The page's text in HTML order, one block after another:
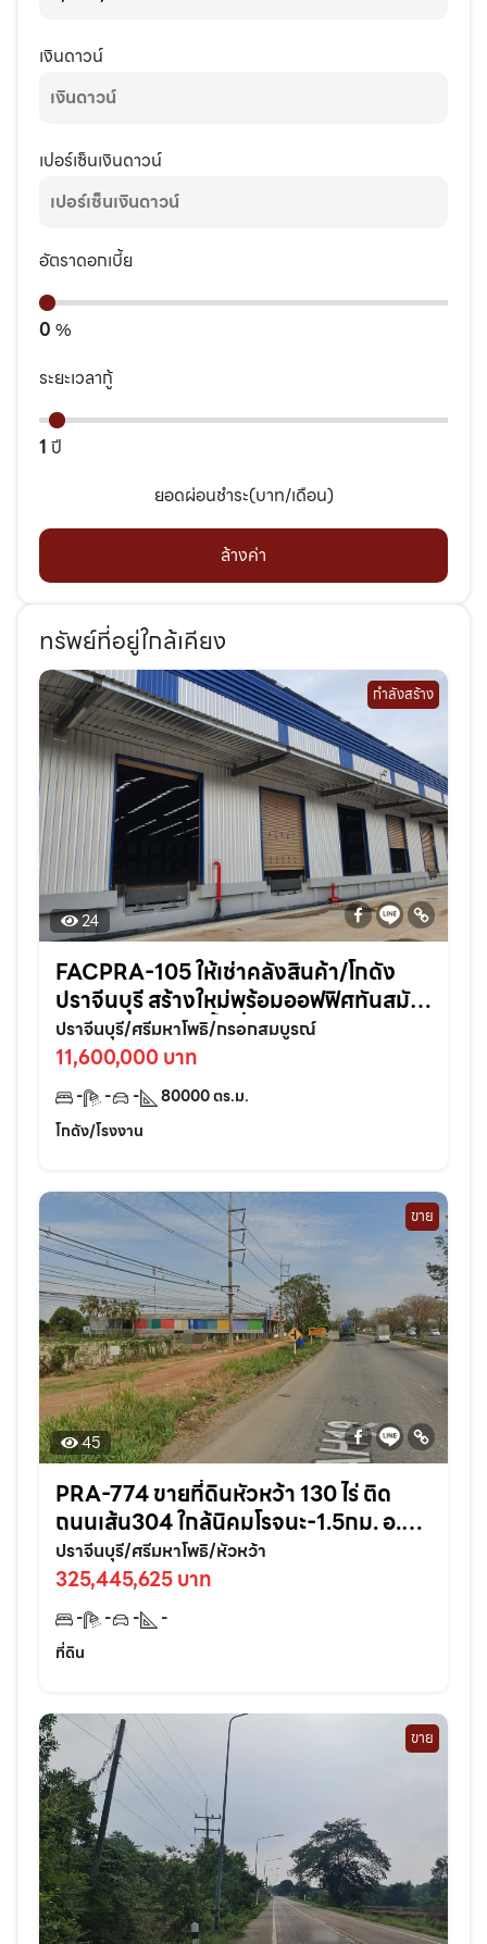
เงินดาวน์
เปอร์เซ็นเงินดาวน์
อัตราดอกเบี้ย
0 %
ระยะเวลากู้
1 ปี
ยอดผ่อนชำระ(บาท/เดือน)
ล้างค่า
ทรัพย์ที่อยู่ใกล้เคียง
กำลังสร้าง
24
FACPRA-105 ให้เช่าคลังสินค้า/โกดัง
ปราจีนบุรี สร้างใหม่พร้อมออฟฟิศทันสมัย
ในทำเลศักยภาพพื้นที่ 80,000 ตรม. แบ่ง
เช่าได้
ปราจีนบุรี/ศรีมหาโพธิ/กรอกสมบูรณ์
11,600,000 บาท
- - - 80000ตร.ม.
โกดัง/โรงงาน
ขาย
45
PRA-774 ขายที่ดินหัวหว้า 130 ไร่ ติด
ถนนเส้น304 ใกล้นิคมโรจนะ-1.5กม. อ.ศรี
มหาโพธิ ปราจีนบุรี
ปราจีนบุรี/ศรีมหาโพธิ/หัวหว้า
325,445,625 บาท
- - -
-
ที่ดิน
ขาย